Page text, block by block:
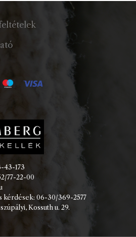
43-173
77-22-00
kérdések: 06-30/369-2577
Kossuth u. 29.